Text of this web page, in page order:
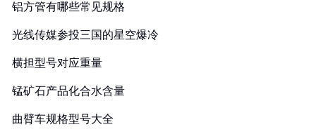
铝方管有哪些常见规格
光线传媒参投三国的星空爆冷
横担型号对应重量
锰矿石产品化合水含量
曲臂车规格型号大全